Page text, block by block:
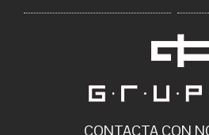
CONTACTA CON